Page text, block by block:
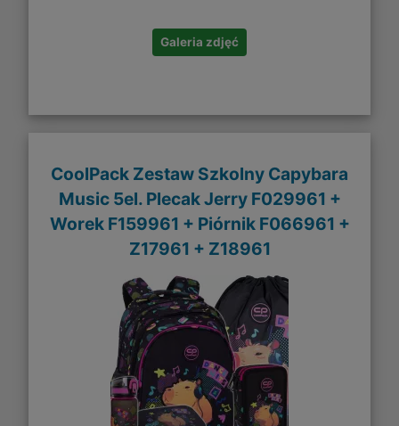
Galeria zdjęć
CoolPack Zestaw Szkolny Capybara
Music 5el. Plecak Jerry F029961 +
Worek F159961 + Piórnik F066961 +
Z17961 + Z18961